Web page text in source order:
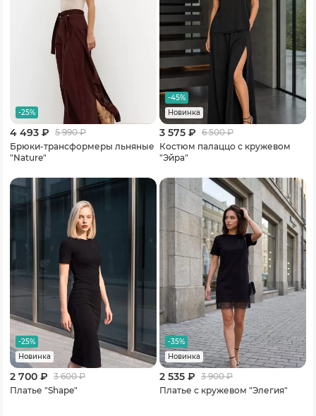
-25%
4 493 ₽ 5 990₽
Брюки-трансформеры льняные
"Nature"
-45%
Новинка
3 575 ₽ 6 500₽
Костюм палаццо с кружевом
"Эйра"
-25%
Новинка
2 700 ₽ 3 600₽
Платье "Shape"
-35%
Новинка
2 535 ₽ 3 900₽
Платье с кружевом "Элегия"